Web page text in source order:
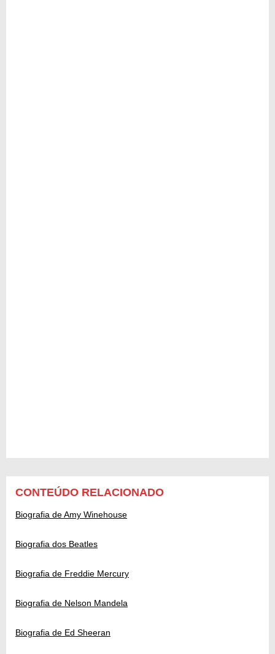
CONTEÚDO RELACIONADO
Biografia de Amy Winehouse
Biografia dos Beatles
Biografia de Freddie Mercury
Biografia de Nelson Mandela
Biografia de Ed Sheeran